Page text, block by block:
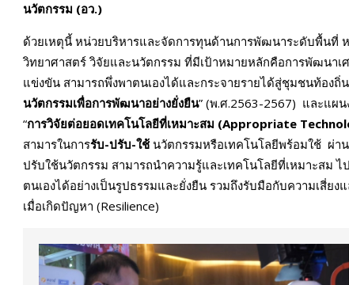
นวัตกรรม (อว.)
ด้วยเหตุนี้ หน่วยบริหารและจัดการทุนด้านการพัฒนาระดับพื้นที่
วิทยาศาสตร์ วิจัยและนวัตกรรม ที่มีเป้าหมายหลักคือการพัฒนา
แข่งขัน สามารถพึ่งพาตนเองได้และกระจายรายได้สู่ชุมชนท้อง
นวัตกรรมเพื่อการพัฒนาอย่างยั่งยืน” (พ.ศ.2563-2567) และแผน
“การวิจัยต่อยอดเทคโนโลยีที่เหมาะสม (Appropriate
สามารในการรับ-ปรับ-ใช้นวัตกรรมหรือเทคโนโลยีพร้อมใช้ ผ่า
ปรับใช้นวัตกรรม สามารถนำความรู้และเทคโนโลยีที่เหมาะส
ตนเองได้อย่างเป็นรูปธรรมและยั่งยืน รวมถึงรับมือกับความเสี่ย
เมื่อเกิดปัญหา (Resilience)